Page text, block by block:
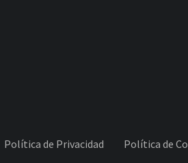
Política de Privacidad Política de